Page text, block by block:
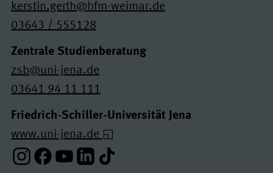
kerstin.gerth@hfm-weimar.de
03643 / 555128
Zentrale Studienberatung
zsb@uni-jena.de
03641 94 11 111
Friedrich-Schiller-Universität Jena
www.uni-jena.de
Instagram-Profil
Facebook-Profil
Youtube-Profil
Linkedin-Profil
Tiktok-Profil